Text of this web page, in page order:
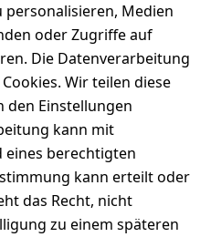
( 0
)
( 0
)
( 0
)
( 0
)
personalisieren, Medien
oder Zugriffe auf
Die Datenverarbeitung
Wir teilen diese
den Einstellungen
kann mit
berechtigten
kann erteilt oder
das Recht, nicht
zu einem späteren